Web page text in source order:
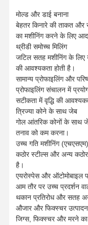
कॉर्नर रेडियस एंड मिल्स
बॉल नोज एंड मिल्स
स्टेनलेस स्टील के अंत
एल्यूमीनियम एंड मिल्स
अच्छा बोरिंग हेड
किसी न किसी उबाऊ सिर
ARS2005 डी20
ARS2010 डी20 आर1
ARS2030 डी20 R3
मोल्ड और डाई बनाना
बेहतर किनारे की ताकत
का मशीनिंग करने के लिए
थ्रीडी समोच्च मिलिंग
जटिल सतह मशीनिंग के लिए
की आवश्यकता होती है।
सामान्य प्रोफाइलिंग और
प्रोफाइलिंग संचालन में
सटीकता में वृद्धि की
त्रिज्या कोने के साथ जेब
गोल आंतरिक कोनों के साथ
तनाव को कम करना।
उच्च गति मशीनिंग (एचएसएम)
कठोर स्टील्स और अन्य
है।
एयरोस्पेस और ऑटोमोबाइल
आम तौर पर उच्च प्रदर्शन
थकान प्रतिरोध और सतह
औजार और फिक्स्चर उत्पादन
जिग्स, फिक्स्चर और मरने